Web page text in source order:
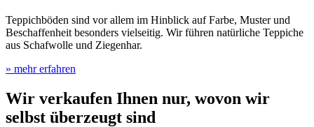
Teppichböden sind vor allem im Hinblick auf Farbe, Muster und
Beschaffenheit besonders vielseitig. Wir führen natürliche Teppiche
aus Schafwolle und Ziegenhar.
» mehr erfahren
Wir verkaufen Ihnen nur, wovon wir
selbst überzeugt sind